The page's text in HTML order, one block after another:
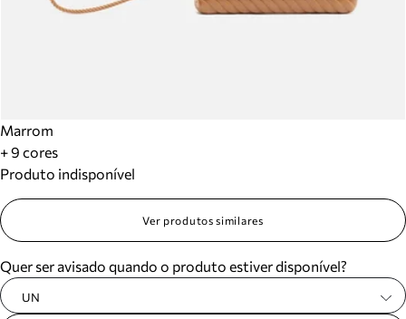
Marrom
+ 9 cores
Produto indisponível
Ver produtos similares
Quer ser avisado quando o produto estiver disponível?
UN